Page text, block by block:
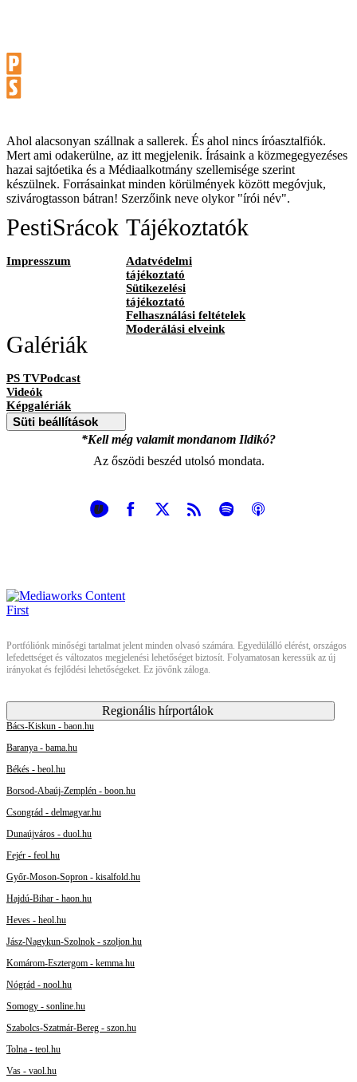
Ahol alacsonyan szállnak a sallerek. És ahol nincs íróasztalfiók.
Mert ami odakerülne, az itt megjelenik. Írásaink a közmegegyezéses
hazai sajtóetika és a Médiaalkotmány szellemisége szerint
készülnek. Forrásainkat minden körülmények között megóvjuk,
szivárogtasson bátran! Szerzőink neve olykor "írói név".
PestiSrácok
Impresszum
Tájékoztatók
Adatvédelmi
tájékoztató
Sütikezelési
tájékoztató
Felhasználási feltételek
Moderálási elveink
Galériák
PS TVPodcast
Videók
Képgalériák
Süti beállítások
*Kell még valamit mondanom Ildikó?
Az őszödi beszéd utolsó mondata.
Portfóliónk minőségi tartalmat jelent minden olvasó számára. Egyedülálló elérést, országos
lefedettséget és változatos megjelenési lehetőséget biztosít. Folyamatosan keressük az új
irányokat és fejlődési lehetőségeket. Ez jövőnk záloga.
Regionális hírportálok
Bács-Kiskun - baon.hu
Baranya - bama.hu
Békés - beol.hu
Borsod-Abaúj-Zemplén - boon.hu
Csongrád - delmagyar.hu
Dunaújváros - duol.hu
Fejér - feol.hu
Győr-Moson-Sopron - kisalfold.hu
Hajdú-Bihar - haon.hu
Heves - heol.hu
Jász-Nagykun-Szolnok - szoljon.hu
Komárom-Esztergom - kemma.hu
Nógrád - nool.hu
Somogy - sonline.hu
Szabolcs-Szatmár-Bereg - szon.hu
Tolna - teol.hu
Vas - vaol.hu